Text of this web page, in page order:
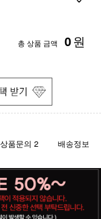
총 상품 금액 0원
상품문의 2 배송정보